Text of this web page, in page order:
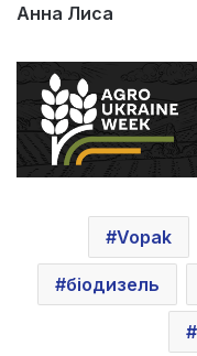
Анна Лиса
Vopak
біодизель